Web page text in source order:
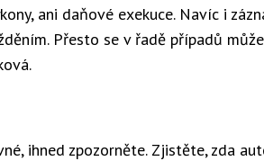
ani daňové exekuce. Navíc i
Přesto se v řadě případů
ihned zpozorněte. Zjistěte, zda